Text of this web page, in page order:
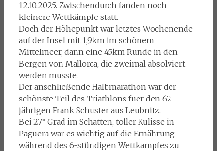
12.10.2025. Zwischendurch fanden noch
kleinere Wettkämpfe statt.
Doch der Höhepunkt war letztes Wochenende
auf der Insel mit 1,9km im schönem
Mittelmeer, dann eine 45km Runde in den
Bergen von Mallorca, die zweimal absolviert
werden musste.
Der anschließende Halbmarathon war der
schönste Teil des Triathlons fuer den 62-
jährigen Frank Schuster aus Leubnitz.
Bei 27° Grad im Schatten, toller Kulisse in
Paguera war es wichtig auf die Ernährung
während des 6-stündigen Wettkampfes zu